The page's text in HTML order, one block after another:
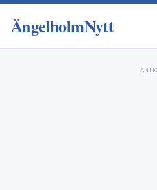
ÄngelholmNytt